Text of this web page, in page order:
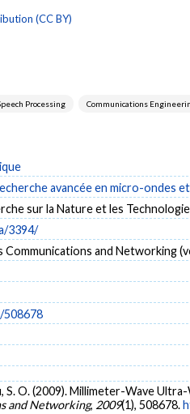
(CC BY)
Processing Communications
avancée en micro-ondes
sur la Nature et les
3394/
Communications and Networking
S. O. (2009). Millimeter-Wave
and Networking, 2009(1), 508678.